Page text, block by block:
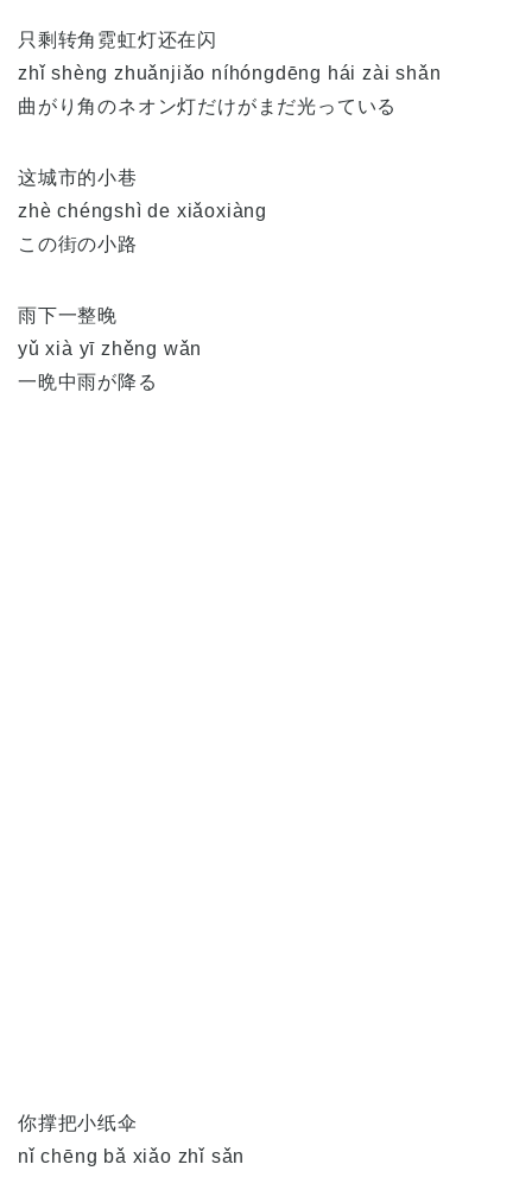
只剩转角霓虹灯还在闪
zhǐ shèng zhuǎnjiǎo níhóngdēng hái zài shǎn
曲がり角のネオン灯だけがまだ光っている
这城市的小巷
zhè chéngshì de xiǎoxiàng
この街の小路
雨下一整晚
yǔ xià yī zhěng wǎn
一晩中雨が降る
你撑把小纸伞
nǐ chēng bǎ xiǎo zhǐ sǎn